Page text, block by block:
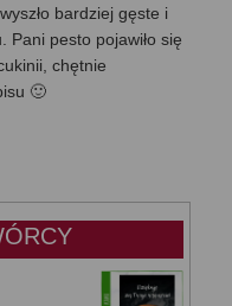
bardziej gęste i
Pani pesto pojawiło się
chętnie
🙂